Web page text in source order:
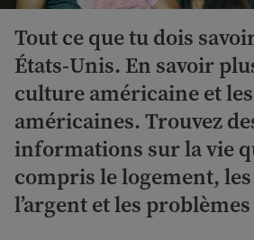
Tout ce que tu dois
États-Unis. En savoir
culture américaine et
américaines. Trouvez
informations sur la vie
compris le logement, les
l’argent et les